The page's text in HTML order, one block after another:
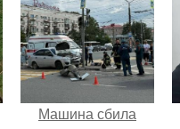
Машина сбила